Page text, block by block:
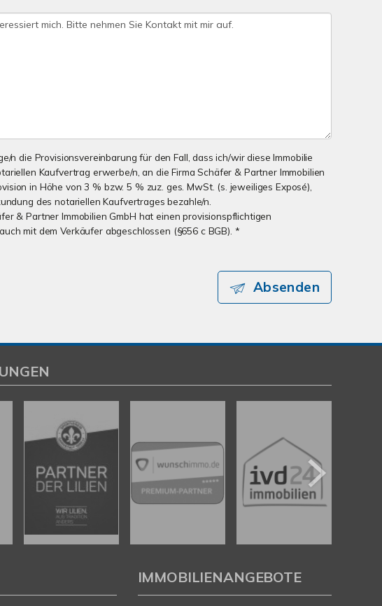
n die Provisionsvereinbarung für den Fall, dass ich/wir diese Immobilie
Kaufvertrag erwerbe/n, an die Firma Schäfer & Partner Immobilien
in Höhe von 3 % bzw. 5 % zuz. ges. MwSt. (s. jeweiliges Exposé),
des notariellen Kaufvertrages bezahle/n.
& Partner Immobilien GmbH hat einen provisionspflichtigen
mit dem Verkäufer abgeschlossen (§656 c BGB). *
Absenden
IMMOBILIENANGEBOTE